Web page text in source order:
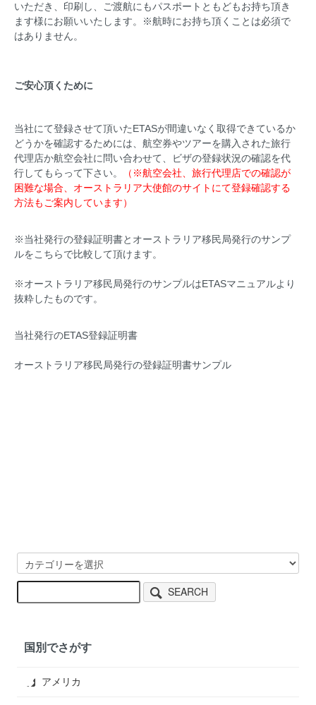
いただき、印刷し、ご渡航にもパスポートともどもお持ち頂き
ます様にお願いいたします。※航時にお持ち頂くことは必須で
はありません。
ご安心頂くために
当社にて登録させて頂いたETASが間違いなく取得できているか
どうかを確認するためには、航空券やツアーを購入された旅行
代理店か航空会社に問い合わせて、ビザの登録状況の確認を代
行してもらって下さい。
（※航空会社、旅行代理店での確認が
困難な場合、オーストラリア大使館のサイトにて登録確認する
方法もご案内しています）
※当社発行の登録証明書とオーストラリア移民局発行のサンプ
ルをこちらで比較して頂けます。
※オーストラリア移民局発行のサンプルはETASマニュアルより
抜粋したものです。
当社発行のETAS登録証明書
オーストラリア移民局発行の登録証明書サンプル
SEARCH
国別でさがす
アメリカ